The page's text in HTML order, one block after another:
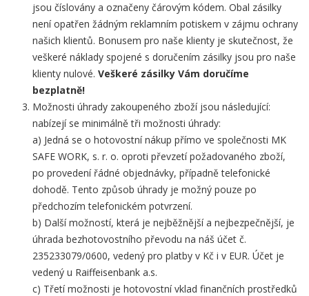
jsou číslovány a označeny čárovým kódem. Obal zásilky
není opatřen žádným reklamním potiskem v zájmu ochrany
našich klientů. Bonusem pro naše klienty je skutečnost, že
veškeré náklady spojené s doručením zásilky jsou pro naše
klienty nulové. Veškeré zásilky Vám doručíme
bezplatně!
Možnosti úhrady zakoupeného zboží jsou následující:
nabízejí se minimálně tři možnosti úhrady:
a) Jedná se o hotovostní nákup přímo ve společnosti MK
SAFE WORK, s. r. o. oproti převzetí požadovaného zboží,
po provedení řádné objednávky, případně telefonické
dohodě. Tento způsob úhrady je možný pouze po
předchozím telefonickém potvrzení.
b) Další možností, která je nejběžnější a nejbezpečnější, je
úhrada bezhotovostního převodu na náš účet č.
235233079/0600, vedený pro platby v Kč i v EUR. Účet je
vedený u Raiffeisenbank a.s.
c) Třetí možnosti je hotovostní vklad finančních prostředků